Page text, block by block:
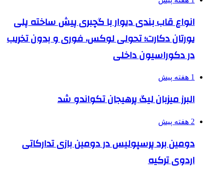
انواع قاب بندی دیوار با گچبری پیش ساخته پلی
یورتان دکارت؛ تحولی لوکس، فوری و بدون تخریب
در دکوراسیون داخلی
1 هفته پیش
البرز میزبان لیگ پرهیجان تکواندو شد
2 هفته پیش
دومین برد پرسپولیس در دومین بازی تدارکاتی
اردوی ترکیه